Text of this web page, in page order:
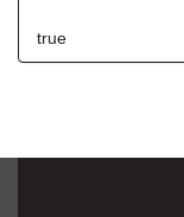
true